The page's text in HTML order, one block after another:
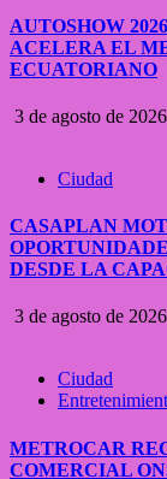
AUTOSHOW
ACELERA EL
ECUATORIANO
3 de agosto de 2026
Ciudad
CASAPLAN
DESDE LA
3 de agosto de 2026
Ciudad
METROCAR
COMERCIAL